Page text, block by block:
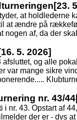
[23.
at
at ændre på
nogen af, da der
[16. 5. 2026]
afsluttet, og alle
var mange sikre
nr. 43/44
i nr. 43. Opstart af
der er - dvs